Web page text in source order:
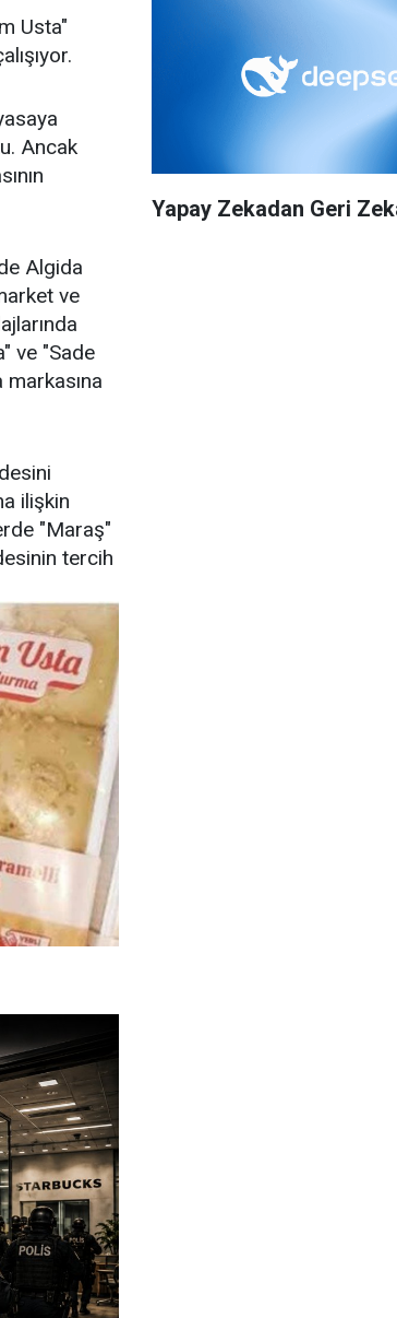
Usta"
Ancak
Algida
ve
ve "Sade
ilişkin
"Maraş"
tercih
Yapay Zekadan Geri